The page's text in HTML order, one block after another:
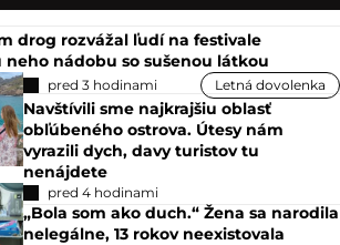
drog rozvážal ľudí na festivale
neho nádobu so sušenou látkou
pred 3 hodinami Letná dovolenka
Navštívili sme najkrajšiu oblasť
obľúbeného ostrova. Útesy nám
vyrazili dych, davy turistov tu
nenájdete
pred 4 hodinami
„Bola som ako duch.“ Žena sa narodila
nelegálne, 13 rokov neexistovala